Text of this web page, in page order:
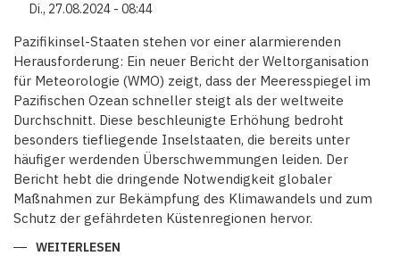
KELLER
Di., 27.08.2024 - 08:44
Pazifikinsel-Staaten stehen vor einer alarmierenden
Herausforderung: Ein neuer Bericht der Weltorganisation
für Meteorologie (WMO) zeigt, dass der Meeresspiegel im
Pazifischen Ozean schneller steigt als der weltweite
Durchschnitt. Diese beschleunigte Erhöhung bedroht
besonders tiefliegende Inselstaaten, die bereits unter
häufiger werdenden Überschwemmungen leiden. Der
Bericht hebt die dringende Notwendigkeit globaler
Maßnahmen zur Bekämpfung des Klimawandels und zum
Schutz der gefährdeten Küstenregionen hervor.
WEITERLESEN